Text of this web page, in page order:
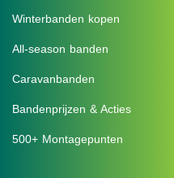
Winterbanden kopen
All-season banden
Caravanbanden
Bandenprijzen & Acties
500+ Montagepunten